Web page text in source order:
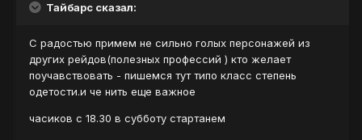
Тайбарс сказал:
С радостью примем не сильно голых персонажей из
других рейдов(полезных профессий ) кто желает
поучавствовать - пишемся тут типо класс степень
одетости.и че нить еще важное
часиков с 18.30 в субботу стартанем